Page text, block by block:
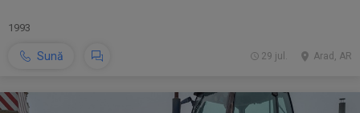
1993
Sună Arad, AR
29 jul.